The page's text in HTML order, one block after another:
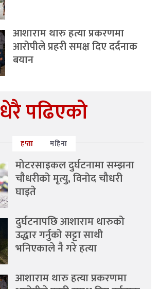
आशाराम थारु हत्या प्रकरणमा
आरोपीले प्रहरी समक्ष दिए दर्दनाक
बयान
धेरै पढिएको
हप्ता महिना
मोटरसाइकल दुर्घटनामा सम्झना
चौधरीको मृत्यु, विनोद चौधरी
घाइते
दुर्घटनापछि आशाराम थारुको
उद्धार गर्नुको सट्टा साथी
भनिएकाले नै गरे हत्या
आशाराम थारु हत्या प्रकरणमा